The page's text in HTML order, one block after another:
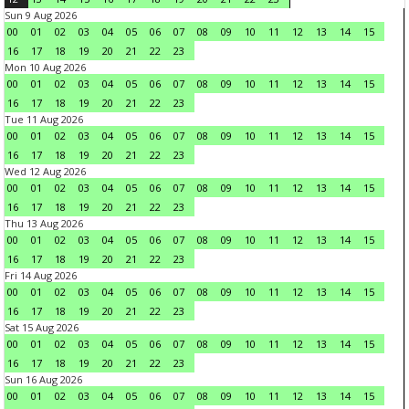
Sun 9 Aug 2026
00
01 02 03 04 05 06 07 08 09 10 11 12 13 14
15
16
17 18 19 20 21 22
23
Mon 10 Aug 2026
00
01 02 03 04 05 06 07 08 09 10 11 12 13 14
15
16
17 18 19 20 21 22
23
Tue 11 Aug 2026
00
01 02 03 04 05 06 07 08 09 10 11 12 13 14
15
16
17 18 19 20 21 22
23
Wed 12 Aug 2026
00
01 02 03 04 05 06 07 08 09 10 11 12 13 14
15
16
17 18 19 20 21 22
23
Thu 13 Aug 2026
00
01 02 03 04 05 06 07 08 09 10 11 12 13 14
15
16
17 18 19 20 21 22
23
Fri 14 Aug 2026
00
01 02 03 04 05 06 07 08 09 10 11 12 13 14
15
16
17 18 19 20 21 22
23
Sat 15 Aug 2026
00
01 02 03 04 05 06 07 08 09 10 11 12 13 14
15
16
17 18 19 20 21 22
23
Sun 16 Aug 2026
00
01 02 03 04 05 06 07 08 09 10 11 12 13 14
15